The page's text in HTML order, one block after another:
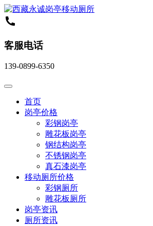
客服电话
139-0899-6350
首页
岗亭价格
彩钢岗亭
雕花板岗亭
钢结构岗亭
不锈钢岗亭
真石漆岗亭
移动厕所价格
彩钢厕所
雕花板厕所
岗亭资讯
厕所资讯